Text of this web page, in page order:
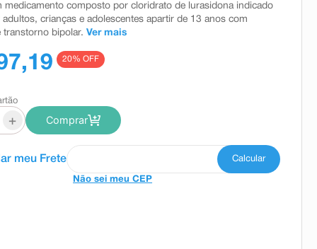
medicamento composto por cloridrato de lurasidona indicado
adultos, crianças e adolescentes apartir de 13 anos com
transtorno bipolar. Ver mais
20% OFF
+ Comprar
Não sei meu CEP